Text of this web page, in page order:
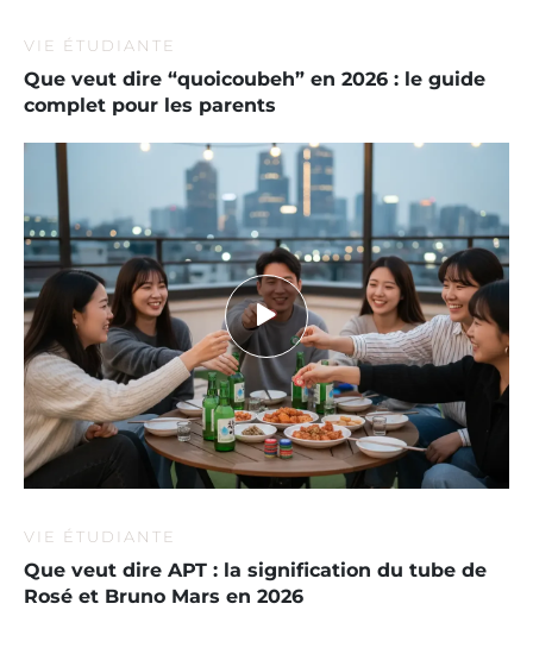
VIE ÉTUDIANTE
Que veut dire “quoicoubeh” en 2026 : le guide
complet pour les parents
VIE ÉTUDIANTE
Que veut dire APT : la signification du tube de
Rosé et Bruno Mars en 2026